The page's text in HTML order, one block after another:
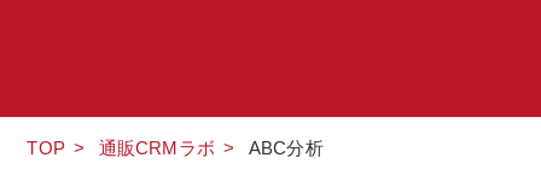
TOP > 通販CRMラボ > ABC分析